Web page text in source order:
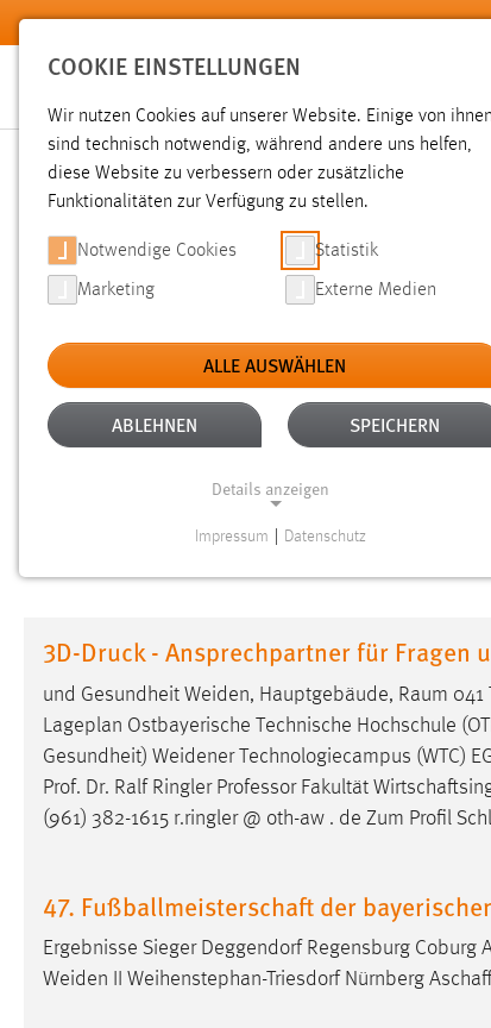
Zum Hauptinhalt springen
SUCHE
Aktive Filter: TYP: SEITEN ALTER: 1 BIS 6
Gesucht nach "weide". Es wurden 37 Ergebnisse
3D-Druck - Ansprechpartner für Fragen
und Gesundheit Weiden, Hauptgebäude, Raum
Lageplan Ostbayerische Technische Hochschule
Gesundheit) WeidenerTechnologiecampus (WTC)
Prof. Dr. Ralf Ringler Professor Fakultät
(961) 382-1615 r.ringler @ oth-aw . de Zum Profil
47. Fußballmeisterschaft der
Ergebnisse Sieger Deggendorf Regensburg Coburg
Weiden II Weihenstephan-Triesdorf Nürnberg
COOKIE EINSTELLUNGEN
Wir nutzen Cookies auf unserer Website. Einige von ihnen
sind technisch notwendig, während andere uns helfen,
diese Website zu verbessern oder zusätzliche
Funktionalitäten zur Verfügung zu stellen.
Notwendige Cookies Statistik
Marketing Externe Medien
ALLE AUSWÄHLEN
ABLEHNEN SPEICHERN
Details anzeigen
Website erforderlich.
Einverständnis
Name: cookie_consent
ausgewählten Einverständnis-Optionen
Cookie Laufzeit: 1 Jahr
Performance
Impressum Datenschutz